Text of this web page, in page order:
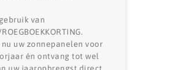
van
nu uw zonnepanelen voor
én ontvang tot wel